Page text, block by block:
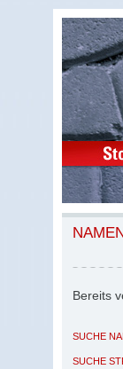
Bereits
SUCHE
SUCHE